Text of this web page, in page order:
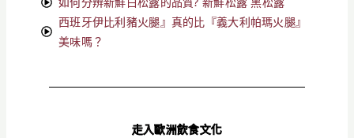
西班牙伊比利豬火腿』真的比『義大利帕瑪火腿』
美味嗎？
走入歐洲飲食文化